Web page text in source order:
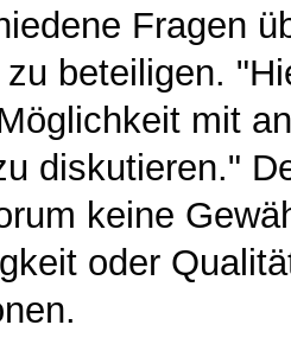
Fragen
beteiligen.
mit
diskutieren."
keine
oder